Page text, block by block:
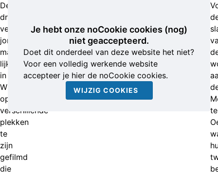
De
drie
vermoedelijk
jonge
mannen
lijken
in
Wilnis
op
verschillende
plekken
te
zijn
gefilmd
die
Je hebt onze noCookie cookies (nog)
niet geaccepteerd.
Doet dit onderdeel van deze website het niet?
Voor een volledig werkende website
accepteer je hier de noCookie cookies.
WIJZIG COOKIES